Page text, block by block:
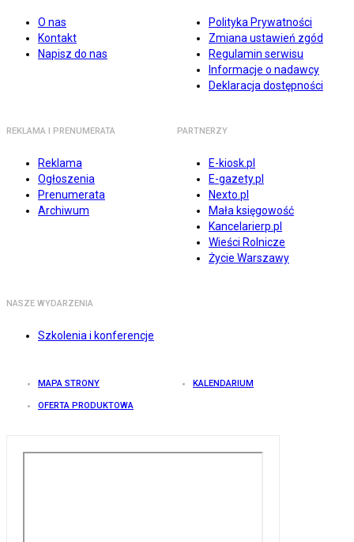
O nas
Kontakt
Napisz do nas
Polityka Prywatności
Zmiana ustawień zgód
Regulamin serwisu
Informacje o nadawcy
Deklaracja dostępności
REKLAMA I PRENUMERATA
Reklama
Ogłoszenia
Prenumerata
Archiwum
PARTNERZY
E-kiosk.pl
E-gazety.pl
Nexto.pl
Mała księgowość
Kancelarierp.pl
Wieści Rolnicze
Życie Warszawy
NASZE WYDARZENIA
Szkolenia i konferencje
MAPA STRONY KALENDARIUM
OFERTA PRODUKTOWA